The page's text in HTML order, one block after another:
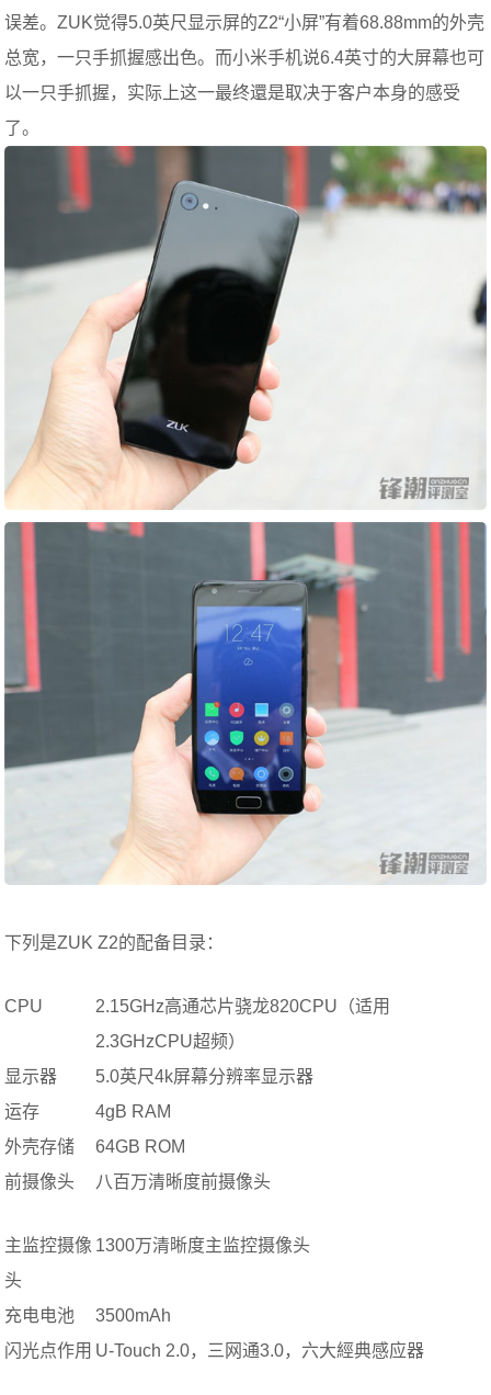
误差。ZUK觉得5.0英尺显示屏的Z2“小屏”有着68.88mm的外壳
总宽，一只手抓握感出色。而小米手机说6.4英寸的大屏幕也可
以一只手抓握，实际上这一最终還是取决于客户本身的感受
了。
下列是ZUK Z2的配备目录：
CPU
2.15GHz高通芯片骁龙820CPU（适用
2.3GHzCPU超频）
显示器
5.0英尺4k屏幕分辨率显示器
运存
4gB RAM
外壳存储
64GB ROM
前摄像头
八百万清晰度前摄像头
主监控摄像
头
1300万清晰度主监控摄像头
充电电池
3500mAh
闪光点作用 U-Touch 2.0，三网通3.0，六大經典感应器